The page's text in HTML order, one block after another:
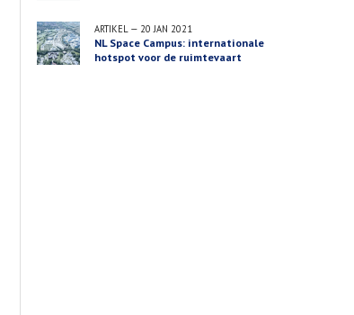
ARTIKEL — 20 JAN 2021
NL Space Campus: internationale
hotspot voor de ruimtevaart